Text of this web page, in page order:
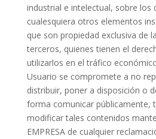
industrial e intelectual, sobre los
cualesquiera otros elementos
que son propiedad exclusiva de
terceros, quienes tienen el
utilizarlos en el tráfico
Usuario se compromete a no
distribuir, poner a disposición o
forma comunicar públicamente,
modificar tales contenidos
EMPRESA de cualquier